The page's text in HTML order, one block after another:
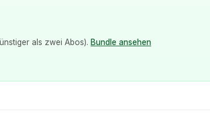
als zwei Abos). Bundle ansehen